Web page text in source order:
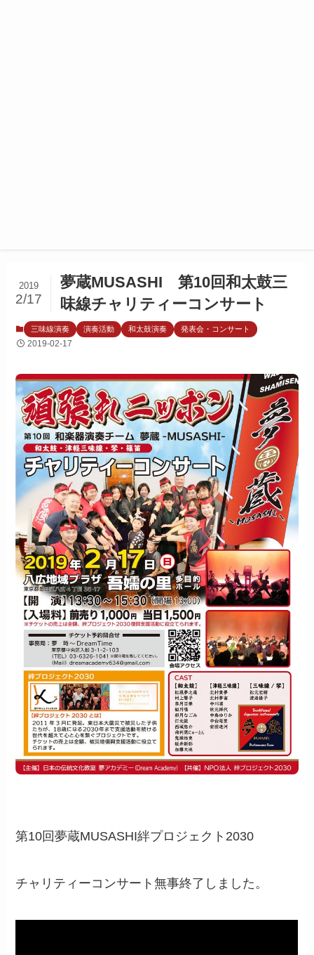
夢蔵MUSASHI 第10回和太鼓三
味線チャリティーコンサート
2019
2/17
三味線演奏 演奏活動 和太鼓演奏 発表会・コンサート
2019-02-17
第10回夢蔵MUSASHI絆プロジェクト2030
チャリティーコンサート無事終了しました。